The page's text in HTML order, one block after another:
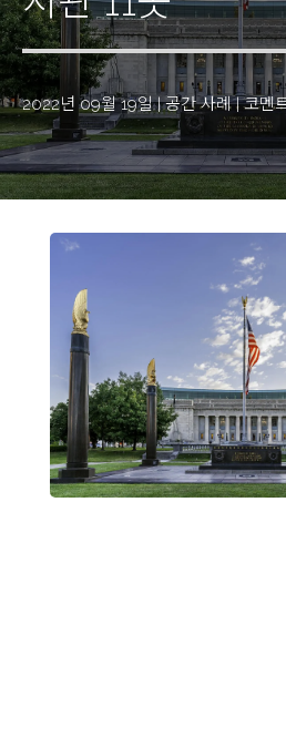
2022년 09월 19일|공간 사례|코멘